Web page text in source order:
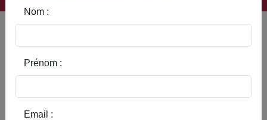
Sainte Aldegonde
Nom :
Prénom :
Email :